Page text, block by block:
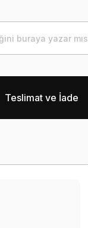
Teslimat ve İade